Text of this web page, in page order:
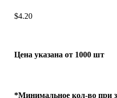
$4.20
Цена указана от 1000 шт
*Минимальное кол-во при